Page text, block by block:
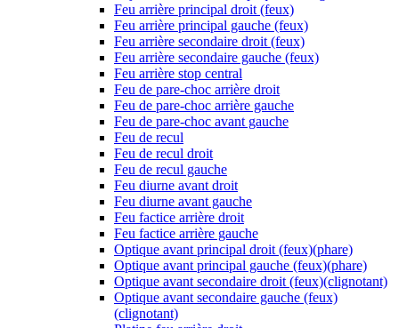
Feu arrière principal droit (feux)
Feu arrière principal gauche (feux)
Feu arrière secondaire droit (feux)
Feu arrière secondaire gauche (feux)
Feu arrière stop central
Feu de pare-choc arrière droit
Feu de pare-choc arrière gauche
Feu de pare-choc avant gauche
Feu de recul
Feu de recul droit
Feu de recul gauche
Feu diurne avant droit
Feu diurne avant gauche
Feu factice arrière droit
Feu factice arrière gauche
Optique avant principal droit (feux)(phare)
Optique avant principal gauche (feux)(phare)
Optique avant secondaire droit (feux)(clignotant)
Optique avant secondaire gauche (feux)
(clignotant)